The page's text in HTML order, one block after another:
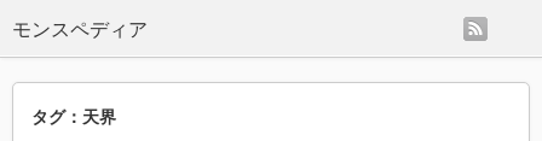
モンスペディア
タグ：天界